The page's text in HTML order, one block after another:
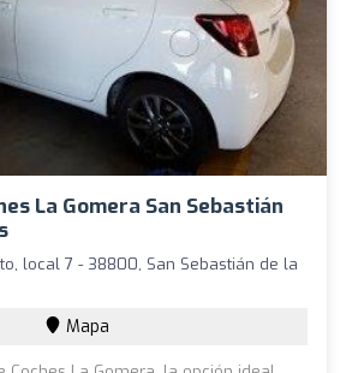
La Gomera San Sebastián
local 7 - 38800, San Sebastián de la
Mapa